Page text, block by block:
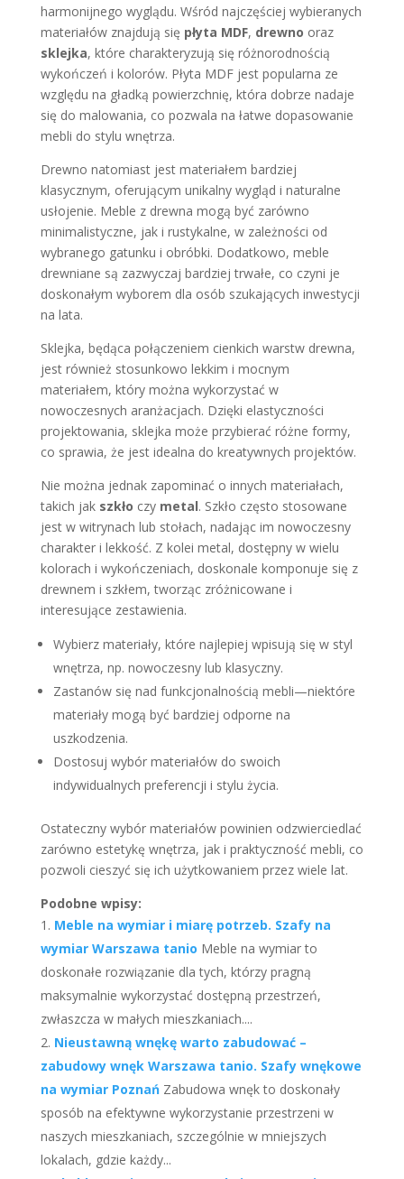
harmonijnego wyglądu. Wśród najczęściej wybieranych
materiałów znajdują się płyta MDF, drewno oraz
sklejka, które charakteryzują się różnorodnością
wykończeń i kolorów. Płyta MDF jest popularna ze
względu na gładką powierzchnię, która dobrze nadaje
się do malowania, co pozwala na łatwe dopasowanie
mebli do stylu wnętrza.
Drewno natomiast jest materiałem bardziej
klasycznym, oferującym unikalny wygląd i naturalne
usłojenie. Meble z drewna mogą być zarówno
minimalistyczne, jak i rustykalne, w zależności od
wybranego gatunku i obróbki. Dodatkowo, meble
drewniane są zazwyczaj bardziej trwałe, co czyni je
doskonałym wyborem dla osób szukających inwestycji
na lata.
Sklejka, będąca połączeniem cienkich warstw drewna,
jest również stosunkowo lekkim i mocnym
materiałem, który można wykorzystać w
nowoczesnych aranżacjach. Dzięki elastyczności
projektowania, sklejka może przybierać różne formy,
co sprawia, że jest idealna do kreatywnych projektów.
Nie można jednak zapominać o innych materiałach,
takich jak szkło czy metal. Szkło często stosowane
jest w witrynach lub stołach, nadając im nowoczesny
charakter i lekkość. Z kolei metal, dostępny w wielu
kolorach i wykończeniach, doskonale komponuje się z
drewnem i szkłem, tworząc zróżnicowane i
interesujące zestawienia.
Wybierz materiały, które najlepiej wpisują się w styl
wnętrza, np. nowoczesny lub klasyczny.
Zastanów się nad funkcjonalnością mebli—niektóre
materiały mogą być bardziej odporne na
uszkodzenia.
Dostosuj wybór materiałów do swoich
indywidualnych preferencji i stylu życia.
Ostateczny wybór materiałów powinien odzwierciedlać
zarówno estetykę wnętrza, jak i praktyczność mebli, co
pozwoli cieszyć się ich użytkowaniem przez wiele lat.
Podobne wpisy:
Meble na wymiar i miarę potrzeb. Szafy na
wymiar Warszawa tanio Meble na wymiar to
doskonałe rozwiązanie dla tych, którzy pragną
maksymalnie wykorzystać dostępną przestrzeń,
zwłaszcza w małych mieszkaniach....
Nieustawną wnękę warto zabudować –
zabudowy wnęk Warszawa tanio. Szafy wnękowe
na wymiar Poznań Zabudowa wnęk to doskonały
sposób na efektywne wykorzystanie przestrzeni w
naszych mieszkaniach, szczególnie w mniejszych
lokalach, gdzie każdy...